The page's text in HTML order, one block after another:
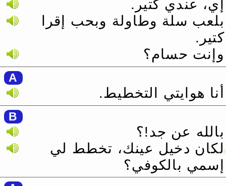
إي، عندي كتير.‏
بلعب سلة وطاولة وبحب إقرا
كتير.‏
وإنت حسام؟
A
أنا هوايتي التخطيط.‏
B
بالله عن جد!؟
لكان دخيل عينك، تخطط لي
إسمي بالكوفي؟